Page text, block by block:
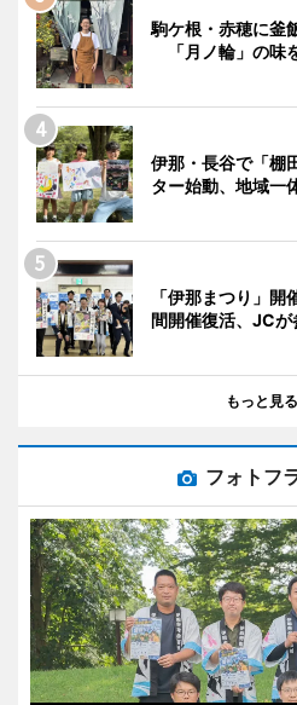
駒ケ根・赤穂に釜
「月ノ輪」の味
伊那・長谷で「
ター始動、地域一
「伊那まつり」
間開催復活、JCが
もっと見る
フォトフ